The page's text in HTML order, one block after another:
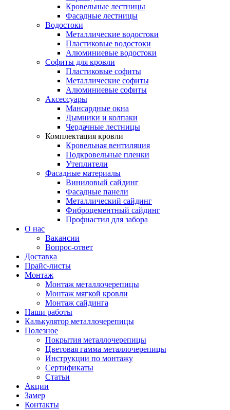
Кровельные лестницы
Фасадные лестницы
Водостоки
Металлические водостоки
Пластиковые водостоки
Алюминиевые водостоки
Софиты для кровли
Пластиковые софиты
Металлические софиты
Алюминиевые софиты
Аксессуары
Мансардные окна
Дымники и колпаки
Чердачные лестницы
Комплектация кровли
Кровельная вентиляция
Подкровельные пленки
Утеплители
Фасадные материалы
Виниловый сайдинг
Фасадные панели
Металлический сайдинг
Фиброцементный сайдинг
Профнастил для забора
О нас
Вакансии
Вопрос-ответ
Доставка
Прайс-листы
Монтаж
Монтаж металлочерепицы
Монтаж мягкой кровли
Монтаж сайдинга
Наши работы
Калькулятор металлочерепицы
Полезное
Покрытия металлочерепицы
Цветовая гамма металлочерепицы
Инструкции по монтажу
Сертификаты
Статьи
Акции
Замер
Контакты